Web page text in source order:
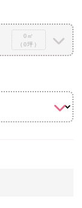
0㎡
（0坪）